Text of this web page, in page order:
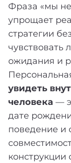
Фраза «мы
упрощает
стратегии
чувствовать
ожидания и
увидеть
человека —
дате
поведение и
конструкции